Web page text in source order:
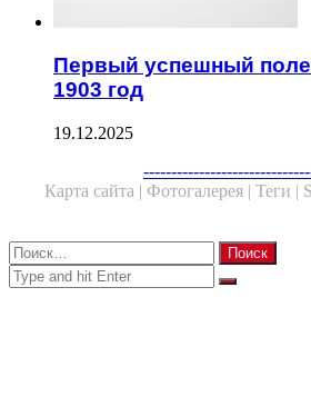
Первый успешный
1903 год
19.12.2025
Карта сайта | Фотогалерея | Теги |
Close
Найти:
Close
Search